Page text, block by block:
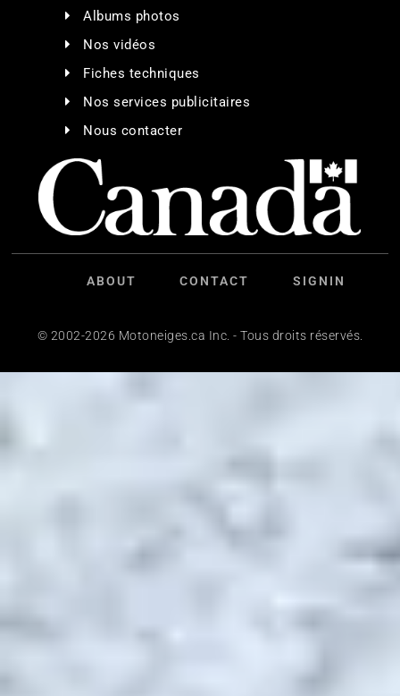
Albums photos
Nos vidéos
Fiches techniques
Nos services publicitaires
Nous contacter
ABOUT CONTACT SIGNIN
© 2002-2026 Motoneiges.ca Inc. - Tous droits réservés.